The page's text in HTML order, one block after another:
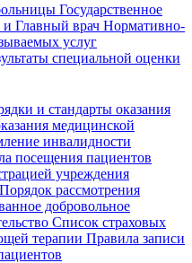
Государственное
и Главный врач Нормативно-
услуг
специальной оценки
и стандарты оказания
медицинской
инвалидности
посещения пациентов
учреждения
Порядок рассмотрения
добровольное
Список страховых
терапии Правила записи